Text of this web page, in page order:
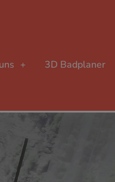
3D Badplaner